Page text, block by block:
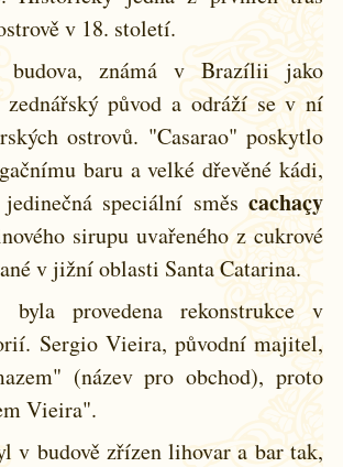
v 18. století.
budova, známá v Brazílii jako
zednářský původ a odráží se v ní
ostrovů. "Casarao" poskytlo
baru a velké dřevěné kádi,
speciální směs cachaçy
sirupu uvařeného z cukrové
v jižní oblasti Santa Catarina.
provedena rekonstrukce v
Sergio Vieira, původní majitel,
(název pro obchod), proto
Vieira".
v budově zřízen lihovar a bar tak,